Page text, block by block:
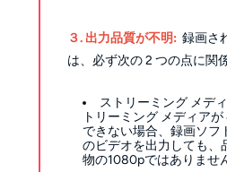
３. 出力品質が不明: 録画さ
は、必ず次の 2 つの点に関
ストリーミング メデ
トリーミング メディア
できない場合、録画ソフ
のビデオを出力しても、
物の1080pではありませ